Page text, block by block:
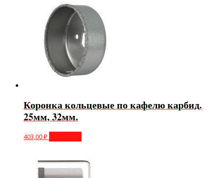
Коронка кольцевые по кафелю карбид.
25мм, 32мм.
403,00₽